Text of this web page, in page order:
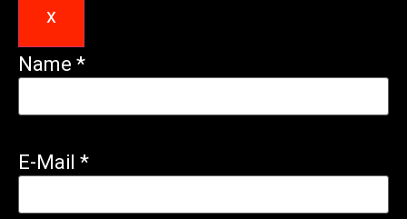
x
Name *
E-Mail *